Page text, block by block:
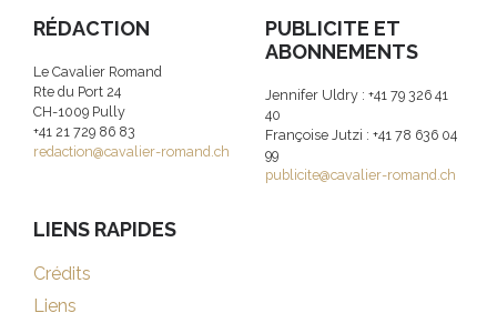
RÉDACTION
Le Cavalier Romand
Rte du Port 24
CH-1009 Pully
+41 21 729 86 83
redaction@cavalier-romand.ch
PUBLICITE ET
ABONNEMENTS
Jennifer Uldry : +41 79 326 41
40
Françoise Jutzi : +41 78 636 04
99
publicite@cavalier-romand.ch
LIENS RAPIDES
Crédits
Liens